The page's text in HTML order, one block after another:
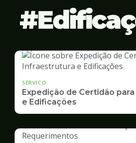
SERVICO
Expedição de Certidão
e Edificações